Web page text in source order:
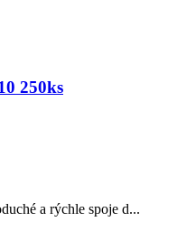
250ks
a rýchle spoje d...